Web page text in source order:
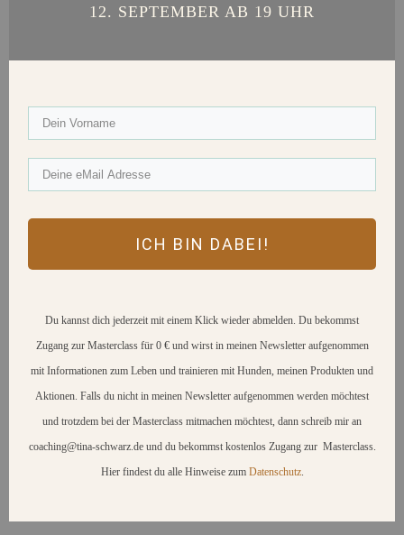
12. SEPTEMBER AB 19 UHR
ICH BIN DABEI!
Du kannst dich jederzeit mit einem Klick wieder abmelden. Du bekommst
Zugang zur Masterclass für 0 € und wirst in meinen Newsletter aufgenommen
mit Informationen zum Leben und trainieren mit Hunden, meinen Produkten und
Aktionen. Falls du nicht in meinen Newsletter aufgenommen werden möchtest
und trotzdem bei der Masterclass mitmachen möchtest, dann schreib mir an
coaching@tina-schwarz.de und du bekommst kostenlos Zugang zur Masterclass.
Hier findest du alle Hinweise zum Datenschutz.